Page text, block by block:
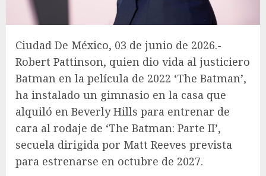
Ciudad De México, 03 de junio de 2026.-
Robert Pattinson, quien dio vida al justiciero
Batman en la película de 2022 ‘The Batman’,
ha instalado un gimnasio en la casa que
alquiló en Beverly Hills para entrenar de
cara al rodaje de ‘The Batman: Parte II’,
secuela dirigida por Matt Reeves prevista
para estrenarse en octubre de 2027.